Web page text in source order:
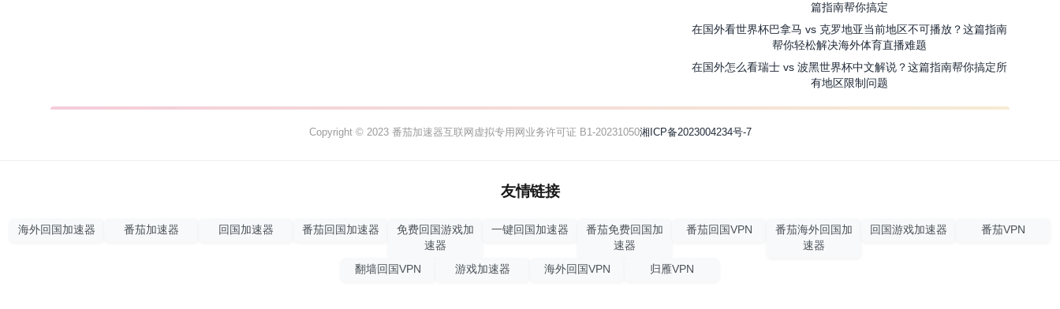
篇指南帮你搞定
在国外看世界杯巴拿马 vs 克罗地亚当前地区不可播放？这篇指南
帮你轻松解决海外体育直播难题
在国外怎么看瑞士 vs 波黑世界杯中文解说？这篇指南帮你搞定所
有地区限制问题
Copyright © 2023 番茄加速器互联网虚拟专用网业务许可证 B1-20231050湘ICP备2023004234号-7
友情链接
海外回国加速器 番茄加速器 回国加速器 番茄回国加速器
免费回国游戏加
速器
一键回国加速器
番茄免费回国加
速器
番茄回国VPN
番茄海外回国加
速器
回国游戏加速器 番茄VPN
翻墙回国VPN 游戏加速器 海外回国VPN 归雁VPN